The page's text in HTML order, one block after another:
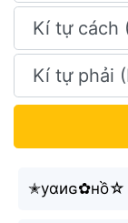
✭уαиɢ✿нồ☆